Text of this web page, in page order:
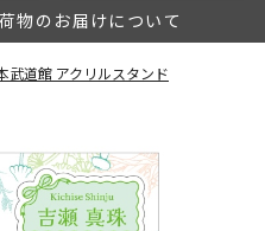
物のお届けについて
武道館 アクリルスタンド